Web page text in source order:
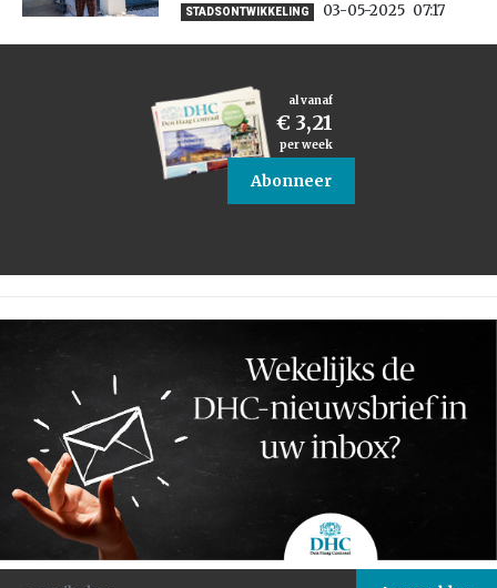
STADSONTWIKKELING
03-05-2025 07:17
al vanaf
€ 3,21
per week
Abonneer